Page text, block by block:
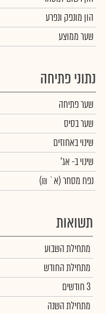
הון מונפק ונפרע
שער ממוצע
נתוני פתיחה
שער פתיחה
שער בסיס
שינוי באחוזים
שינויב- אג'
נפח מסחר(א` ₪)
תשואות
מתחילת השבוע
מתחילת החודש
3 חודשים
מתחילת השנה